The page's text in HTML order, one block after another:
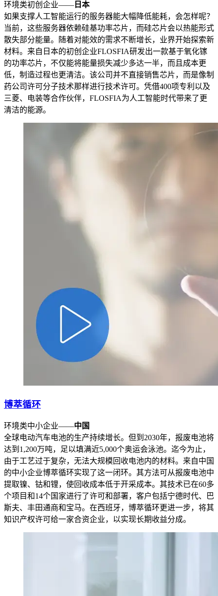
环境类初创企业—— 日本
如果支撑人工智能运行的服务器能大幅降低能耗，会怎样呢？
当前，这些服务器依赖硅基功率芯片，而硅芯片会以热能形式
散失部分能量。随着对能效的需求不断增长，业界开始探索新
材料。来自日本的初创企业FLOSFIA研发出一款基于氧化镓
的功率芯片，不仅能将能量损失减少多达一半，而且成本更
低，制造过程也更清洁。该公司并不直接销售芯片，而是像制
药公司许可分子技术那样进行技术许可。凭借400项专利以及
三菱、电装等合作伙伴，FLOSFIA为人工智能时代带来了更
清洁的能源。
博萃循环
环境类中小企业——中国
全球电动汽车电池的生产持续增长。但到2030年，报废电池将
达到1,200万吨，足以填满近5,000个奥运会泳池。迄今为止，
由于工艺过于复杂，无法大规模回收电池内的材料。来自中国
的中小企业博萃循环实现了这一闭环。其方法可从报废电池中
提取镍、钴和锂，使回收成本低于开采成本。其技术已在60多
个项目和14个国家进行了许可和部署，客户包括宁德时代、巴
斯夫、丰田通商和宝马。在西班牙，博萃循环更进一步，将其
知识产权许可给一家合资企业，以实现长期收益分成。